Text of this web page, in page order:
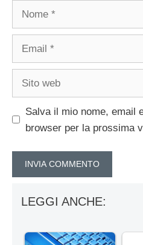
Salva il mio nome, email
browser per la prossima
LEGGI ANCHE: